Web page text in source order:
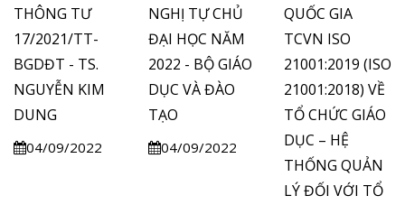
THÔNG TƯ
17/2021/TT-
BGDĐT - TS.
NGUYỄN KIM
DUNG
04/09/2022
NGHỊ TỰ CHỦ
ĐẠI HỌC NĂM
2022 - BỘ GIÁO
DỤC VÀ ĐÀO
TẠO
04/09/2022
QUỐC GIA
TCVN ISO
21001:2019 (ISO
21001:2018) VỀ
TỔ CHỨC GIÁO
DỤC – HỆ
THỐNG QUẢN
LÝ ĐỐI VỚI TỔ